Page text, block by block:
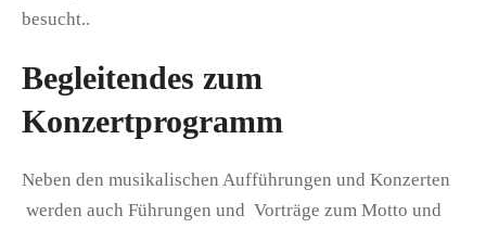
besucht..
Begleitendes zum
Konzertprogramm
Neben den musikalischen Aufführungen und Konzerten
werden auch Führungen und Vorträge zum Motto und